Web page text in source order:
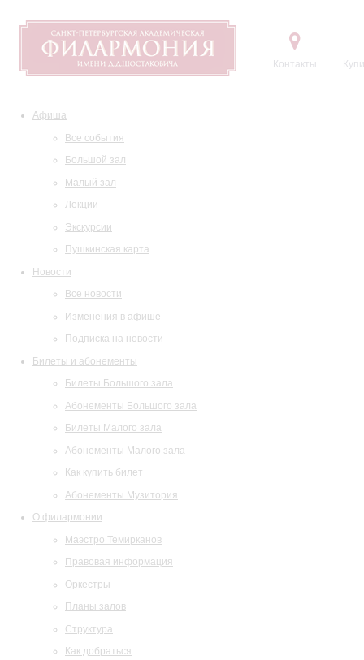
Контакты
Афиша
Все события
Большой зал
Малый зал
Лекции
Экскурсии
Пушкинская карта
Новости
Все новости
Изменения в афише
Подписка на новости
Билеты и абонементы
Билеты Большого зала
Абонементы Большого зала
Билеты Малого зала
Абонементы Малого зала
Как купить билет
Абонементы Музитория
О филармонии
Маэстро Темирканов
Правовая информация
Оркестры
Планы залов
Структура
Как добраться